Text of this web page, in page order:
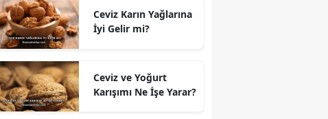
Ceviz Karın Yağlarına
İyi Gelir mi?
Ceviz ve Yoğurt
Karışımı Ne İşe Yarar?